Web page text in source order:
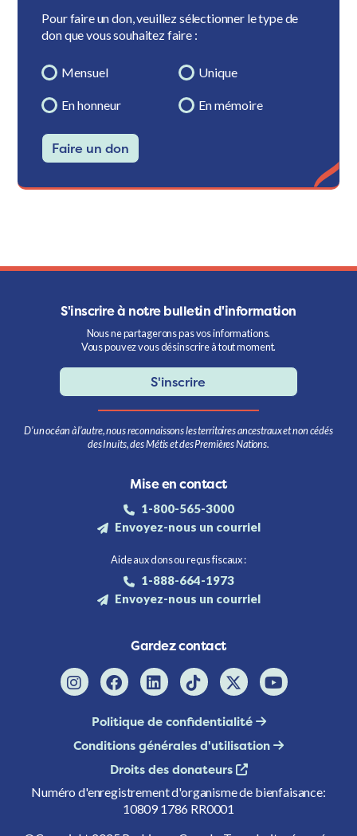
Pour faire un don, veuillez sélectionner le type de
don que vous souhaitez faire :
Mensuel Unique
En honneur En mémoire
Faire un don
S'inscrire à notre bulletin d'information
Nous ne partagerons pas vos informations.
Vous pouvez vous désinscrire à tout moment.
S'inscrire
D’un océan à l’autre, nous reconnaissons les territoires ancestraux et non cédés
des Inuits, des Métis et des Premières Nations.
Mise en contact
1-800-565-3000
Envoyez-nous un courriel
Aide aux dons ou reçus fiscaux :
1-888-664-1973
Envoyez-nous un courriel
Gardez contact
Politique de confidentialité
Conditions générales d'utilisation
Droits des donateurs
Numéro d'enregistrement d'organisme de bienfaisance:
10809 1786 RR0001